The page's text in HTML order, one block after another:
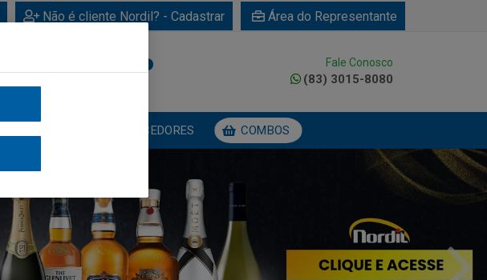
Não é cliente Nordil? - Cadastrar Área do Representante
Fale Conosco
(83) 3015-8080
FORNECEDORES COMBOS